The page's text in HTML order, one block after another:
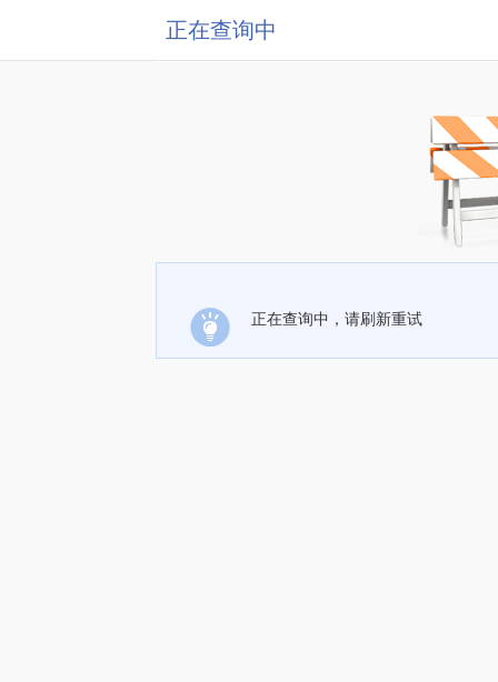
正在查询中
正在查询中，请刷新重试